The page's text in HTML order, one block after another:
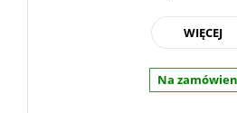
WIĘCEJ
Na